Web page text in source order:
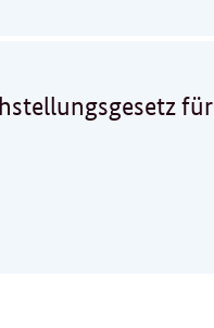
für